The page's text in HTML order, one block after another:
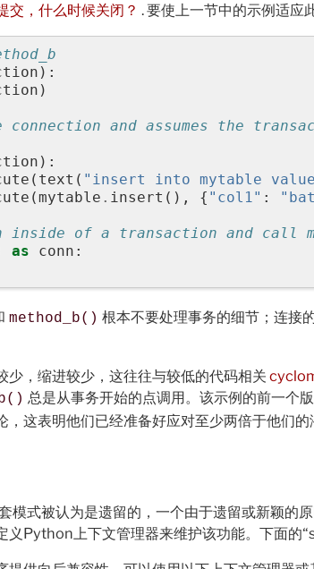
交，什么时候关闭？ . 要使上一节中的示例适应
):
)
connection and assumes the
):
( text ( "insert into mytable
(mytable . insert (), { "col1" :
inside of a transaction and call
as conn :
method_b() 根本不要处理事务的细节；连接
少，缩进较少，这往往与较低的代码相关
总是从事务开始的点调用。该示例的前一个
这表明他们已经准备好应对至少两倍于他们的
模式被认为是遗留的，一个由于遗留或新颖的
义Python上下文管理器来维护该功能。下面的